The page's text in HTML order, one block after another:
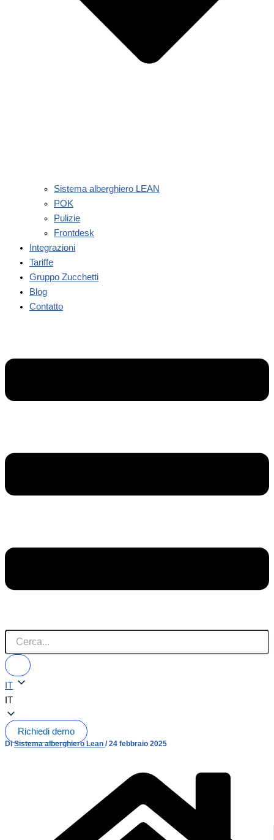
Sistema alberghiero LEAN
POK
Pulizie
Frontdesk
Integrazioni
Tariffe
Gruppo Zucchetti
Blog
Contatto
IT
IT
Richiedi demo
DiSistema alberghiero Lean /24 febbraio 2025